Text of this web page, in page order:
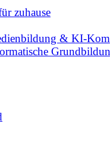
zuhause
& KI-